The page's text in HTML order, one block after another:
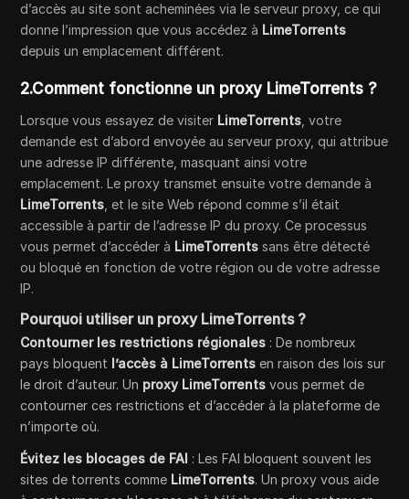
d’accès au site sont acheminées via le serveur proxy, ce qui
donne l’impression que vous accédez à LimeTorrents
depuis un emplacement différent.
2.Comment fonctionne un proxy LimeTorrents ?
Lorsque vous essayez de visiter LimeTorrents , votre
demande est d’abord envoyée au serveur proxy, qui attribue
une adresse IP différente, masquant ainsi votre
emplacement. Le proxy transmet ensuite votre demande à
LimeTorrents , et le site Web répond comme s’il était
accessible à partir de l’adresse IP du proxy. Ce processus
vous permet d’accéder à LimeTorrents sans être détecté
ou bloqué en fonction de votre région ou de votre adresse
IP.
Pourquoi utiliser un proxy LimeTorrents ?
Contourner les restrictions régionales : De nombreux
pays bloquent l’accès à LimeTorrents en raison des lois sur
le droit d’auteur. Un proxy LimeTorrents vous permet de
contourner ces restrictions et d’accéder à la plateforme de
n’importe où.
Évitez les blocages de FAI : Les FAI bloquent souvent les
sites de torrents comme LimeTorrents. Un proxy vous aide